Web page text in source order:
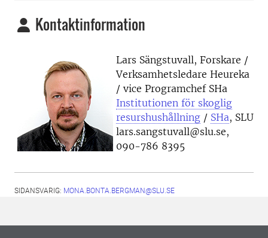
Kontaktinformation
Lars Sängstuvall, Forskare /
Verksamhetsledare Heureka
/ vice Programchef SHa
Institutionen för skoglig
resurshushållning / SHa, SLU
lars.sangstuvall@slu.se,
090-786 8395
SIDANSVARIG: MONA.BONTA.BERGMAN@SLU.SE